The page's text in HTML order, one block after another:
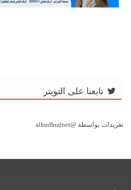
تابعنا على التويتر
تغريدات بواسطة @alhudhudnet